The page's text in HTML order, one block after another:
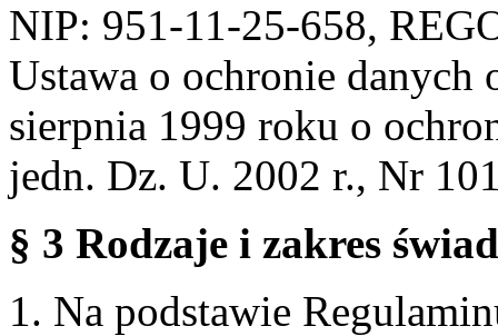
NIP: 951-11-25-658,
Ustawa o ochronie danych
sierpnia 1999 roku o
jedn. Dz. U. 2002 r., Nr
§ 3 Rodzaje i zakres
1. Na podstawie